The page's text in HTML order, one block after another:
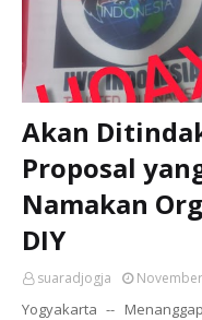
Akan
Proposal
Namakan
DIY
suaradjogja
Yogyakarta --